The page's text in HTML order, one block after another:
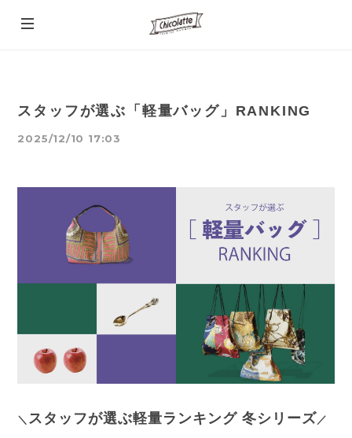
スタッフが選ぶ「軽量バッグ」RANKING
2025/12/10 17:03
＼ スタッフが選ぶ軽量ランキング 冬シリーズ／